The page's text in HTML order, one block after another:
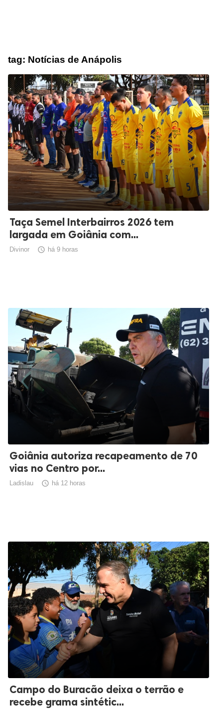
tag: Notícias de Anápolis
Taça Semel Interbairros 2026 tem
largada em Goiânia com...
Divinor  há 9 horas
Goiânia autoriza recapeamento de 70
vias no Centro por...
Ladislau  há 12 horas
Campo do Buracão deixa o terrão e
recebe grama sintétic...